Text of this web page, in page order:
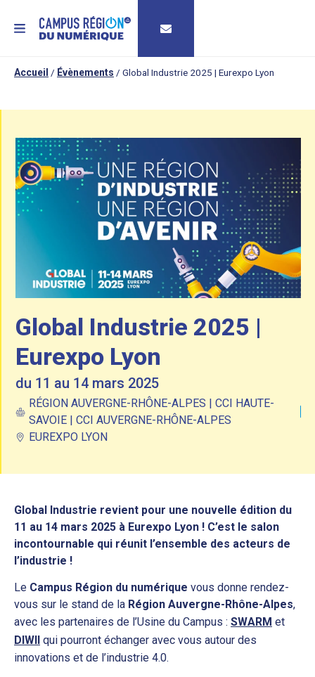
MENU
Accueil / Évènements / Global Industrie 2025 | Eurexpo Lyon
Global Industrie 2025 |
Eurexpo Lyon
du 11 au 14 mars 2025
RÉGION AUVERGNE-RHÔNE-ALPES | CCI HAUTE-
SAVOIE | CCI AUVERGNE-RHÔNE-ALPES
EUREXPO LYON
Global Industrie revient pour une nouvelle édition du
11 au 14 mars 2025 à Eurexpo Lyon ! C’est le salon
incontournable qui réunit l’ensemble des acteurs de
l’industrie !
Le Campus Région du numérique vous donne rendez-
vous sur le stand de la Région Auvergne-Rhône-Alpes,
avec les partenaires de l’Usine du Campus : SWARM et
DIWII
qui pourront échanger avec vous autour des
innovations et de l’industrie 4.0.